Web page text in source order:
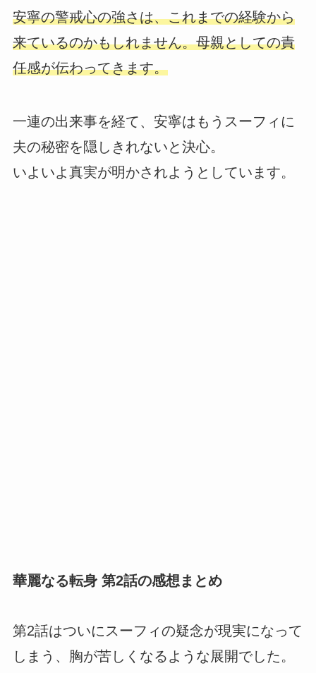
安寧の警戒心の強さは、これまでの経験から
来ているのかもしれません。母親としての責
任感が伝わってきます。
一連の出来事を経て、安寧はもうスーフィに
夫の秘密を隠しきれないと決心。
いよいよ真実が明かされようとしています。
華麗なる転身 第2話の感想まとめ
第2話はついにスーフィの疑念が現実になって
しまう、胸が苦しくなるような展開でした。